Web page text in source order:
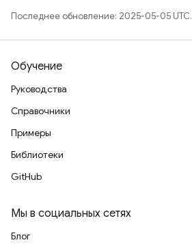
Последнее обновление: 2025-05-05 UTC.
Обучение
Руководства
Справочники
Примеры
Библиотеки
GitHub
Мы в социальных сетях
Блог